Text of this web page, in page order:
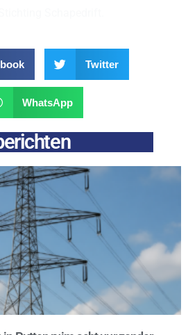
Twitter
WhatsApp